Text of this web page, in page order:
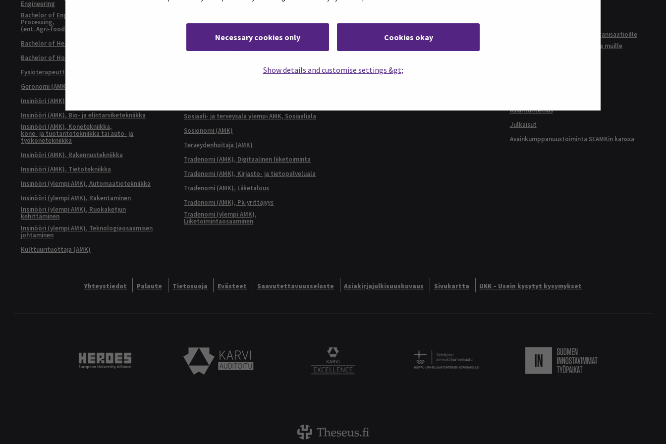
Necessary cookies only Cookies okay
Show details and customise settings &gt;
Engineering
Bachelor of Engineering, Sustainable Food
Processing,
(ent. Agri-food Engineering)
Bachelor of Health Care, Nursing
Bachelor of Hospitality Management
Fysioterapeutti (AMK)
Geronomi (AMK)
Insinööri (AMK), Automaatiotekniikka
Insinööri (AMK), Bio- ja elintarviketekniikka
Insinööri (AMK), Konetekniikka,
kone- ja tuotantotekniikka tai auto- ja
työkonetekniikka
Insinööri (AMK), Rakennustekniikka
Insinööri (AMK), Tietotekniikka
Insinööri (ylempi AMK), Automaatiotekniikka
Insinööri (ylempi AMK), Rakentaminen
Insinööri (ylempi AMK), Ruokaketjun
kehittäminen
Insinööri (ylempi AMK), Teknologiaosaamisen
johtaminen
Kulttuurituottaja (AMK)
Restonomi (ylempi AMK), Ruokaketjun
Sosiaali- ja terveysala ylempi AMK,
Sosiaali- ja terveysala ylempi AMK, Sosiaaliala
Sosionomi (AMK)
Terveydenhoitaja (AMK)
Tradenomi (AMK), Digitaalinen liiketoiminta
Tradenomi (AMK), Kirjasto- ja tietopalveluala
Tradenomi (AMK), Liiketalous
Tradenomi (AMK), Pk-yrittäjyys
Tradenomi (ylempi AMK),
Liiketoimintaosaaminen
Toisen asteen väyläopinnot
Palvelut yrityksille ja muille organisaatioille
Kehittämistyökalut yrityksille ja muille
Asiantuntemus
Julkaisut
Avainkumppanuustoiminta SEAMKin kanssa
Yhteystiedot Palaute Tietosuoja Evästeet Saavutettavuusseloste Asiakirjajulkisuuskuvaus Sivukartta UKK – Usein kysytyt kysymykset
Heroes European University Alliance logo
Karvi Auditoitu logo KARVI Excellence logo. Logo Suomen innostavimmat
Theseus logo